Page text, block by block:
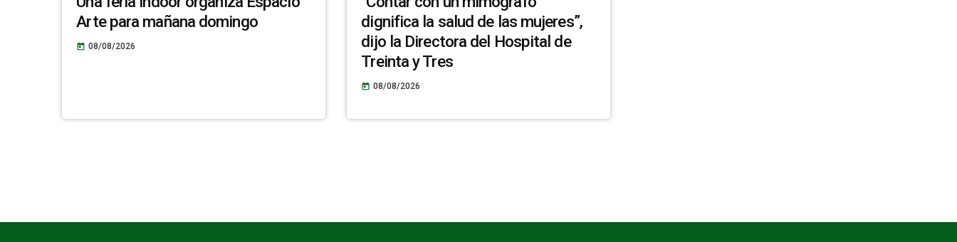
Arte para mañana domingo
today 08/08/2026
dignifica la salud de las mujeres”,
dijo la Directora del Hospital de
Treinta y Tres
today 08/08/2026